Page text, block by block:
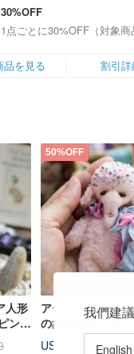
30%OFF
1点ごとに30%OFF（対象商
品を見る 割引詳
人形
ンク
ぐ
50%OFF
アーティストの小
の象の手作りぬい
いいぬいぐるみ
US$ 100.00 US$
我們建